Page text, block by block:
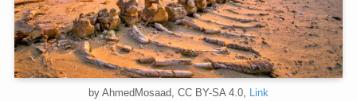
by AhmedMosaad, CC BY-SA 4.0, Link